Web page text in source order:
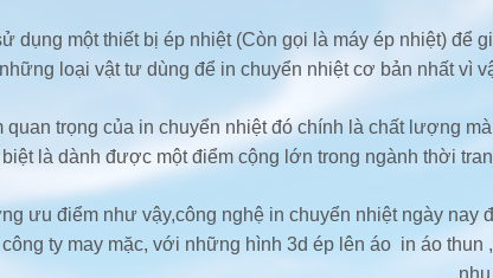
dụng một thiết bị ép nhiệt (Còn gọi là máy ép nhiệt)
những loại vật tư dùng để in chuyển nhiệt cơ bản nhất vì
quan trọng của in chuyển nhiệt đó chính là chất lượng
là dành được một điểm cộng lớn trong ngành thời
ưu điểm như vậy,công nghệ in chuyển nhiệt ngày nay
ty may mặc, với những hình 3d ép lên áo in áo